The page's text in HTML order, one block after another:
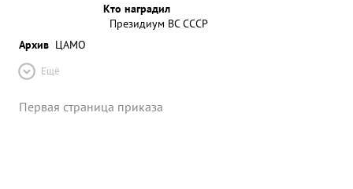
Кто наградил
Президиум ВС СССР
Архив ЦАМО
Ещё
Первая страница приказа